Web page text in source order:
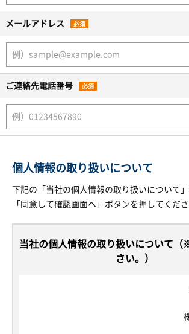
メールアドレス 必須
ご連絡先電話番号 必須
個人情報の取り扱いについて
下記の「当社の個人情報の取り扱いについて」
「同意して確認画面へ」ボタンを押してくださ
当社の個人情報の取り扱いについて
さい。）